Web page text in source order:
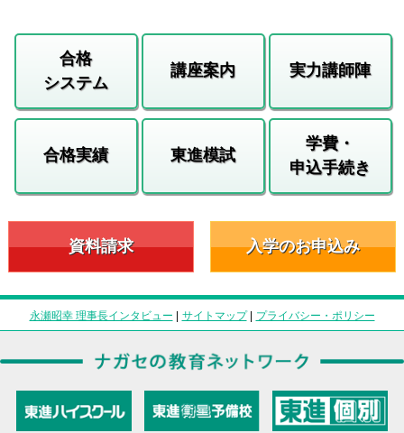
合格
システム
講座案内 実力講師陣
合格実績 東進模試
学費・
申込手続き
資料請求 入学のお申込み
永瀬昭幸 理事長インタビュー | サイトマップ| プライバシー・ポリシー